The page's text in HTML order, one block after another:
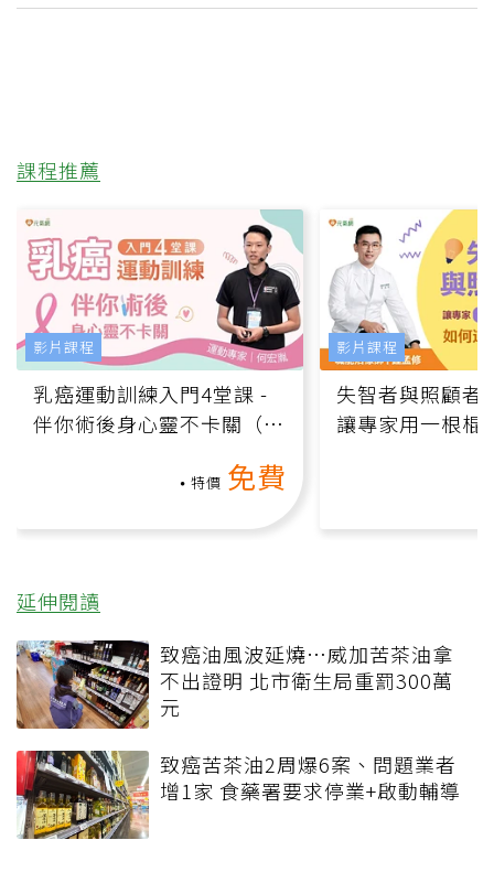
課程推薦
乳癌運動訓練入門4堂課 -
伴你術後身心靈不卡關（線
特價 免費
影片課程
失智者與照顧者
讓專家用一根棍
影片課程
延伸閱讀
致癌油風波延燒…威加苦茶油拿
不出證明 北市衛生局重罰300萬
元
致癌苦茶油2周爆6案、問題業者
增1家 食藥署要求停業+啟動輔導